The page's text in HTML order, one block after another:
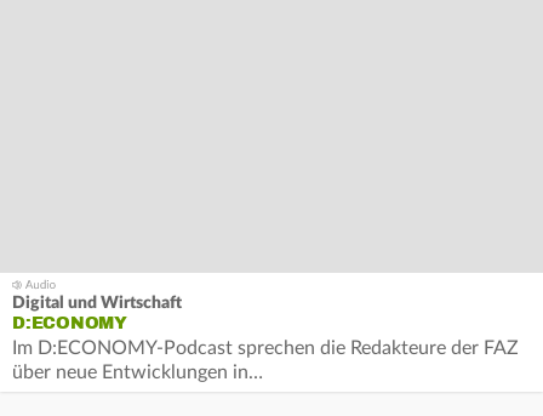
Digital und Wirtschaft
D:ECONOMY
Im D:ECONOMY-Podcast sprechen die Redakteure der FAZ
über neue Entwicklungen in…